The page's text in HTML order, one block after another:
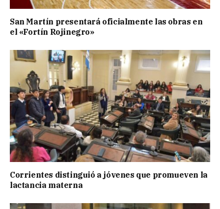
San Martín presentará oficialmente las obras en
el «Fortín Rojinegro»
Corrientes distinguió a jóvenes que promueven la
lactancia materna